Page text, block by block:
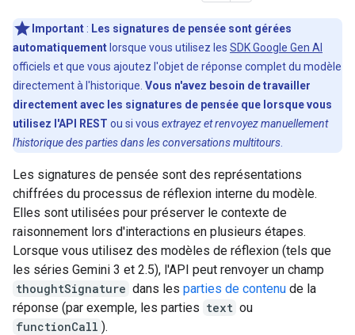
Important : Les signatures de pensée sont gérées
automatiquement lorsque vous utilisez les SDK Google Gen AI
officiels et que vous ajoutez l'objet de réponse complet du modèle
directement à l'historique. Vous n'avez besoin de travailler
directement avec les signatures de pensée que lorsque vous
utilisez l'API REST ou si vous extrayez et renvoyez manuellement
l'historique des parties dans les conversations multitours
Les signatures de pensée sont des représentations
chiffrées du processus de réflexion interne du modèle.
Elles sont utilisées pour préserver le contexte de
raisonnement lors d'interactions en plusieurs étapes.
Lorsque vous utilisez des modèles de réflexion (tels que
les séries Gemini 3 et 2.5), l'API peut renvoyer un champ
thoughtSignature dans les parties de contenu de la
réponse (par exemple, les parties text ou
functionCall ).